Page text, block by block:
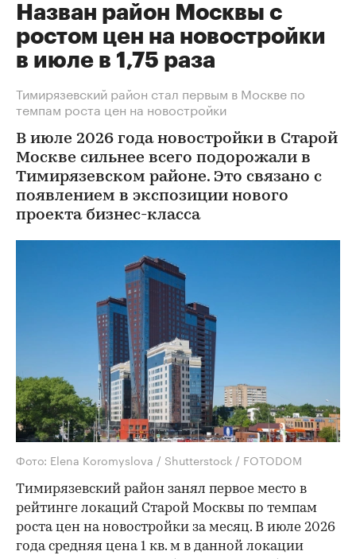
Назван район Москвы с
ростом цен на новостройки
в июле в 1,75 раза
Тимирязевский район стал первым в Москве по
темпам роста цен на новостройки
В июле 2026 года новостройки в Старой
Москве сильнее всего подорожали в
Тимирязевском районе. Это связано с
появлением в экспозиции нового
проекта бизнес-класса
Фото: Elena Koromyslova / Shutterstock / FOTODOM
Тимирязевский район занял первое место в
рейтинге локаций Старой Москвы по темпам
роста цен на новостройки за месяц. В июле 2026
года средняя цена 1 кв. м в данной локации